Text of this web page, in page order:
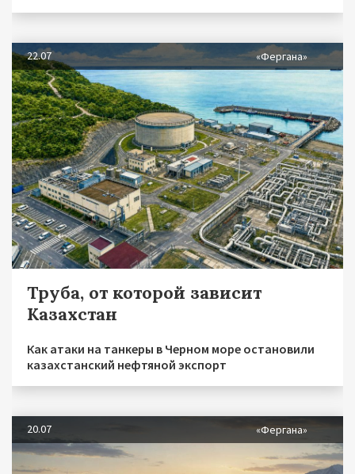
22.07 «Фергана»
Труба, от которой зависит
Казахстан
Как атаки на танкеры в Черном море остановили
казахстанский нефтяной экспорт
20.07 «Фергана»